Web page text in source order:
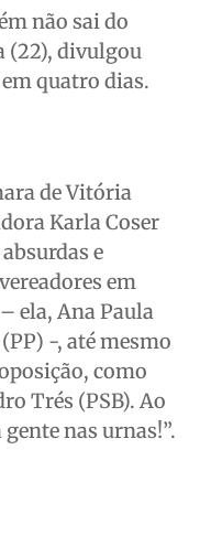
não sai do
(22), divulgou
quatro dias.
de Vitória
Karla Coser
e
em
ela, Ana Paula
-, até mesmo
como
Trés (PSB). Ao
nas urnas!”.